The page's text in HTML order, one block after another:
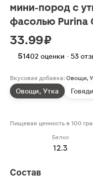
мини-пород с
фасолью Purina
33.99 ₽
51402 оценки · 53
Вкусовая добавка: Овощи,
Овощи, Утка
Пищевая ценность в 100
Белки
12.3
Состав